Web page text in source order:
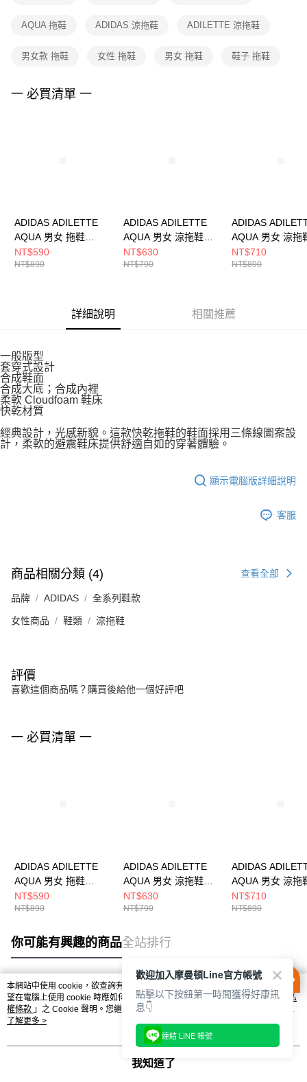
１．透過由恩沛科技股份有限公司提供之「AFTEE先享後付」服務完成之交
權轉讓予恩沛科技股份有限公司。
３．未成年的使用者請事先徵得法定代理人或監護人之同意方可使用
「AFTEE先享後付」，若未經同意申辦者引起之損失，本公司不負相關責
AQUA 拖鞋 ADIDAS 涼拖鞋 ADILETTE 涼拖鞋
男女款 拖鞋 女性 拖鞋 男女 拖鞋 鞋子 拖鞋
一 必買清單 一
ADIDAS ADILETTE
AQUA 男女 拖鞋
IF7374
NT$590
NT$890
ADIDAS ADILETTE
AQUA 男女 涼拖鞋
F35538
NT$630
NT$790
ADIDAS
AQUA 男女 涼拖
JQ4719
NT$710
NT$890
詳細說明 相關推薦
一般版型
套穿式設計
合成鞋面
合成大底；合成內裡
柔軟 Cloudfoam 鞋床
快乾材質
經典設計，光感新貌。這款快乾拖鞋的鞋面採用三條線圖案設
計，柔軟的避震鞋床提供舒適自如的穿著體驗。
顯示電腦版詳細說明
客服
商品相關分類 (4) 查看全部
品牌 ADIDAS 全系列鞋款
女性商品 鞋類 涼拖鞋
評價
喜歡這個商品嗎？購買後給他一個好評吧
一 必買清單 一
ADIDAS ADILETTE
AQUA 男女 拖鞋
IF7374
NT$590
NT$890
ADIDAS ADILETTE
AQUA 男女 涼拖鞋
F35538
NT$630
NT$790
ADIDAS
AQUA 男女 涼拖
JQ4719
NT$710
NT$890
你可能有興趣的商品全站排行
熱門標籤
本網站中使用 cookie，欲查詢有關本網站使用 cookie 方式之詳情，及若您不希
望在電腦上使用 cookie 時應如何變更電腦的 cookie 設定，請參閱本網站「
隱私
權條款 」之 Cookie 聲明。您繼續使用本網站即表示您同意本公司得按本網站使
用條款之 Cookie 聲明使用 cookie。
了解更多 >
我知道了
歡迎加入摩曼頓Line官方帳號
點擊以下按鈕第一時間獲得好康訊
息👇
連結 LINE 帳號